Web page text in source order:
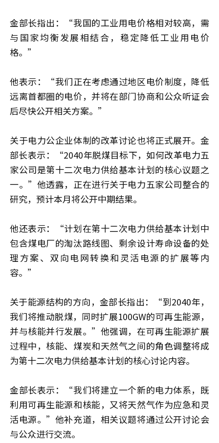
金部长指出：“我国的工业用电价格相对较高，需
与国家均衡发展相结合，稳定降低工业用电价
格。”
他表示：“我们正在考虑通过地区电价制度，降低
远离首都圈的电价，并将在部门协商和公众听证会
后尽快公开相关方案。”
关于电力公企业体制的改革讨论也将正式展开。金
部长表示：“2040年脱煤目标下，如何改革电力五
家公司是第十二次电力供给基本计划的核心议题之
一。”他透露，正在进行关于电力五家公司整合的
研究，预计本月将公开中期结果。
他还表示：“计划在第十二次电力供给基本计划中
包含煤电厂的淘汰路线图、剩余设计寿命设备的处
理方案、双向电网转换和灵活电源的扩展等内
容。”
关于能源结构的方向，金部长指出：“到2040年，
我们将推动脱煤，同时扩展100GW的可再生能源，
并与核能并行发展。”他强调，在可再生能源扩展
过程中，核能、煤炭和天然气之间的角色调整将成
为第十二次电力供给基本计划的核心讨论内容。
金部长表示：“我们将建立一个新的电力体系，既
利用可再生能源和核能，又将天然气作为应急和灵
活电源。”他补充道，相关议题将通过公开讨论会
与公众进行交流。